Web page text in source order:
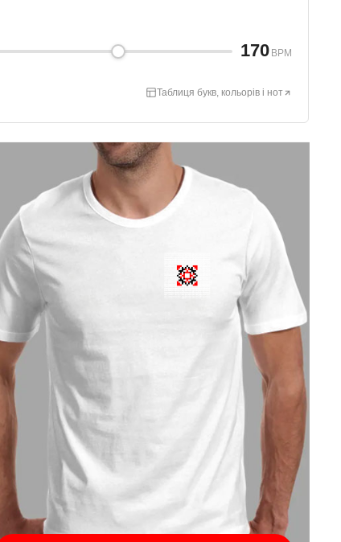
170 BPM
Таблиця букв, кольорів і нот